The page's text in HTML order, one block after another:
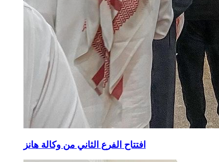
افتتاح الفرع الثاني من وكالة هانز